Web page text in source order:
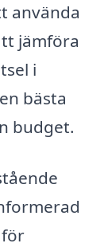
använda
jämföra
i
bästa
budget.